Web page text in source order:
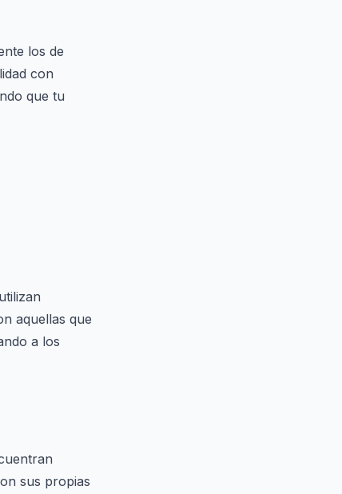
los de
con
que tu
aquellas que
a los
sus propias